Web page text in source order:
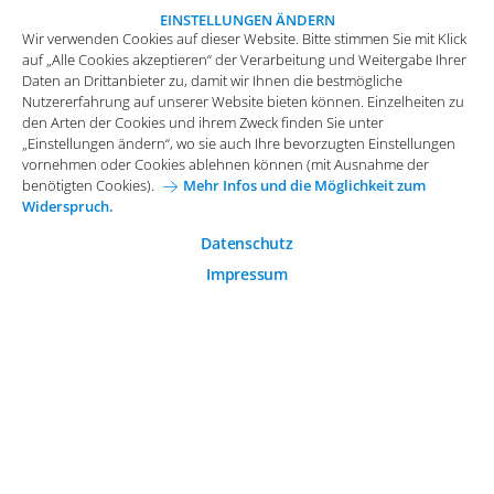
Impressum Datenschutz
Wir verwenden Cookies auf dieser Website. Bitte stimmen Sie mit Klick
auf „Alle Cookies akzeptieren“ der Verarbeitung und Weitergabe Ihrer
Daten an Drittanbieter zu, damit wir Ihnen die bestmögliche
Nutzererfahrung auf unserer Website bieten können. Einzelheiten zu
den Arten der Cookies und ihrem Zweck finden Sie unter
„Einstellungen ändern“, wo sie auch Ihre bevorzugten Einstellungen
vornehmen oder Cookies ablehnen können (mit Ausnahme der
benötigten Cookies).
Mehr Infos und die Möglichkeit zum
Widerspruch.
Datenschutz
Impressum
EINSTELLUNGEN ÄNDERN
„Einstellungen ändern“, wo sie auch Ihre bevorzugten Einstellungen
vornehmen oder Cookies ablehnen können (mit Ausnahme der
benötigten Cookies).
Mehr Infos und die Möglichkeit zum
Widerspruch.
Funktionale Cookies
Diese Cookies sind essenziell wichtig für die einwandfreie
Funktion der Website.
Analytische Cookies
Analytische Cookies werden verwendet, um das